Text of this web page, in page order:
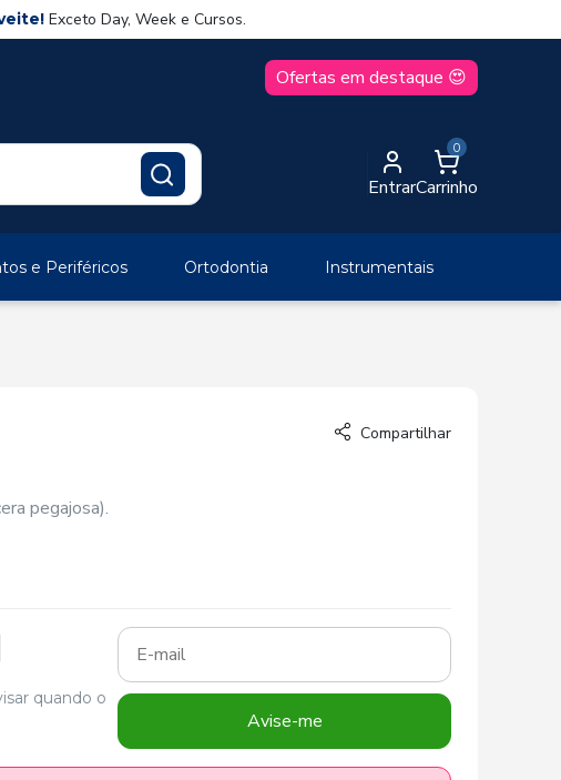
Exceto Day, Week e Cursos.
Ofertas em destaque 😍
Entrar
0
Carrinho
e Periféricos Ortodontia Instrumentais
Compartilhar
pegajosa).
quando o
Avise-me